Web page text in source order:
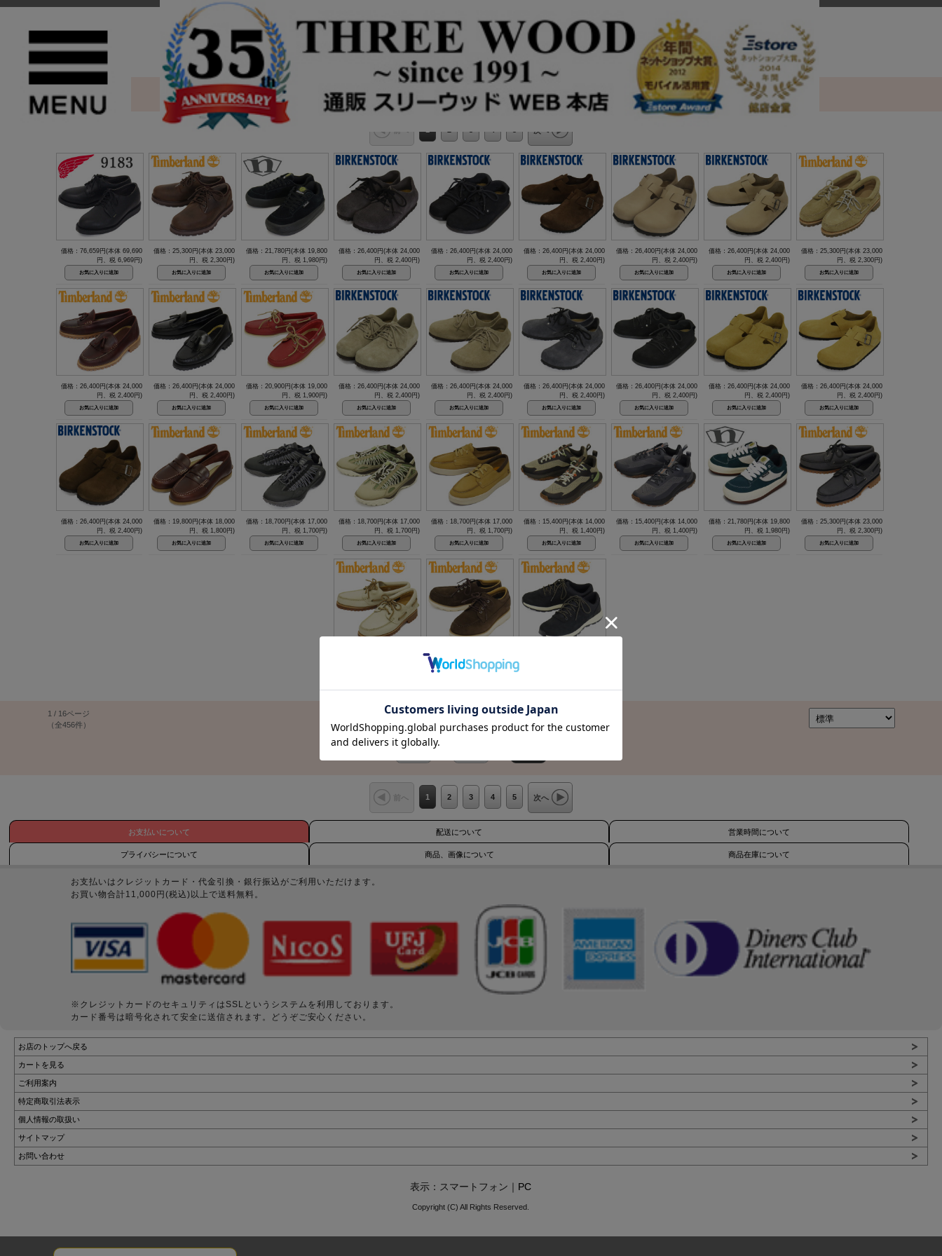
1 / 16ページ
前へ 次へ
価格：76,659円(本体 69,690
円、税 6,969円)
価格：25,300円(本体 23,000
円、税 2,300円)
価格：21,780円(本体 19,800
円、税 1,980円)
価格：26,400円(本体 24,000
円、税 2,400円)
価格：26,400円(本体 24,000
円、税 2,400円)
価格：26,400円(本体 24,000
円、税 2,400円)
価格：26,400円(本体 24,000
円、税 2,400円)
価格：26,400円(本体 24,000
円、税 2,400円)
価格：25,300円(本体 23,000
円、税 2,300円)
価格：26,400円(本体 24,000
円、税 2,400円)
価格：26,400円(本体 24,000
円、税 2,400円)
価格：20,900円(本体 19,000
円、税 1,900円)
価格：26,400円(本体 24,000
円、税 2,400円)
価格：26,400円(本体 24,000
円、税 2,400円)
価格：26,400円(本体 24,000
円、税 2,400円)
価格：26,400円(本体 24,000
円、税 2,400円)
価格：26,400円(本体 24,000
円、税 2,400円)
価格：26,400円(本体 24,000
円、税 2,400円)
価格：26,400円(本体 24,000
円、税 2,400円)
価格：19,800円(本体 18,000
円、税 1,800円)
価格：18,700円(本体 17,000
円、税 1,700円)
価格：18,700円(本体 17,000
円、税 1,700円)
価格：18,700円(本体 17,000
円、税 1,700円)
価格：15,400円(本体 14,000
円、税 1,400円)
価格：15,400円(本体 14,000
円、税 1,400円)
価格：21,780円(本体 19,800
円、税 1,980円)
価格：25,300円(本体 23,000
円、税 2,300円)
価格：23,100円(本体 21,000
円、税 2,100円)
1 / 16ページ
（全456件）
前へ 1 2 3 4 5 次へ
お支払いについて 配送について 営業時間について
プライバシーについて 商品、画像について 商品在庫について
お支払いはクレジットカード・代金引換・銀行振込がご利用いただけます。
お買い物合計11,000円(税込)以上で送料無料。
※クレジットカードのセキュリティはSSLというシステムを利用しております。
カード番号は暗号化されて安全に送信されます。どうぞご安心ください。
お店のトップへ戻る
カートを見る
ご利用案内
特定商取引法表示
個人情報の取扱い
サイトマップ
お問い合わせ
表示：スマートフォン｜ PC
Copyright (C) All Rights Reserved.